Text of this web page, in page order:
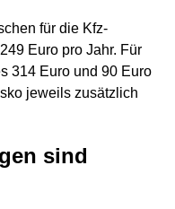
für die Kfz-
Euro pro Jahr. Für
314 Euro und 90 Euro
jeweils zusätzlich
sind